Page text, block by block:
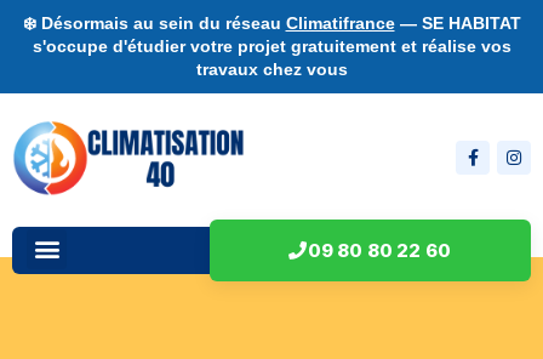
❄️ Désormais au sein du réseau Climatifrance— SE HABITAT
s'occupe d'étudier votre projet gratuitement et réalise vos
travaux chez vous
09 80 80 22 60